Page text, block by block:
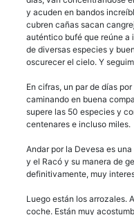
y acuden en bandos
cubren cañas sacan
auténtico bufé que reúne a
de diversas especies y
oscurecer el cielo. Y
En cifras, un par de días
caminando en buena
supere las 50 especies y
centenares e incluso miles.
Andar por la Devesa es
y el Racó y su manera de
definitivamente, muy
Luego están los arrozales.
coche. Están muy